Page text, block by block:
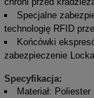
Specjalne
technologię RFID
Końcówki
zabezpieczenie
Specyfikacja:
Materiał: